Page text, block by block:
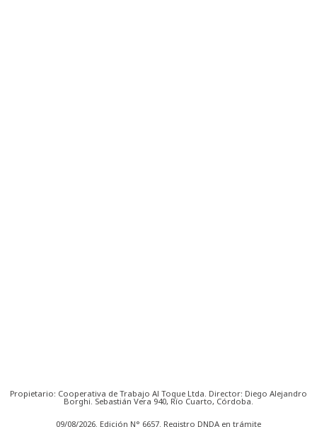
Propietario: Cooperativa de Trabajo Al Toque Ltda. Director: Diego Alejandro
Borghi. Sebastián Vera 940, Río Cuarto, Córdoba.
09/08/2026. Edición N° 6657. Registro DNDA en trámite